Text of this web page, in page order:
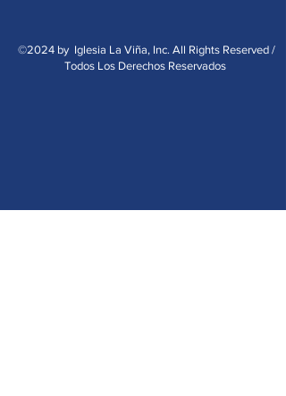
©2024 by Iglesia La Viña, Inc. All Rights Reserved /
Todos Los Derechos Reservados